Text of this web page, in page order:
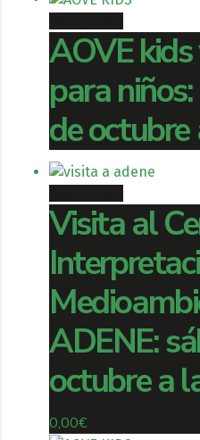
AOVE
para
de
Visita al
ADENE:
octubre a
0,00€